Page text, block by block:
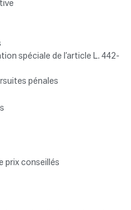
spéciale de l’article L. 442-
pénales
prix conseillés